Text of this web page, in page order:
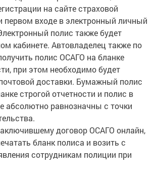
на сайте страховой
первом входе в электронный личный
полис также будет
кабинете. Автовладелец также по
полис ОСАГО на бланке
при этом необходимо будет
доставки. Бумажный полис
строгой отчетности и полис в
абсолютно равнозначны с точки
договор ОСАГО онлайн,
бланк полиса и возить с
сотрудникам полиции при